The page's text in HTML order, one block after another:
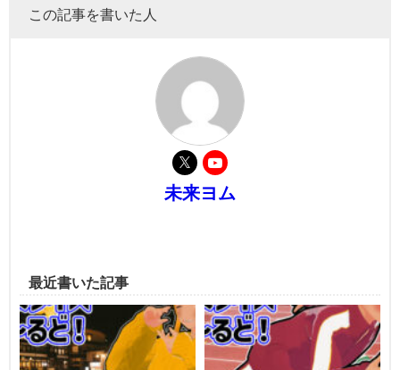
この記事を書いた人
未来ヨム
最近書いた記事